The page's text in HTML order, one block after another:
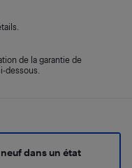
dans un état
de la garantie de
dessous.